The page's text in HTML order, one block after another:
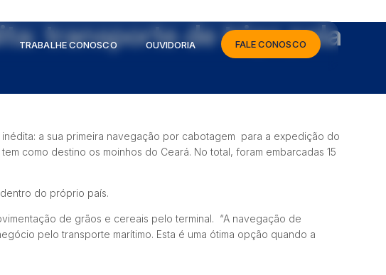
FALE CONOSCO
TRABALHE CONOSCO OUVIDORIA
transporte de trigo pela
a sua primeira navegação por cabotagem para a expedição do
como destino os moinhos do Ceará. No total, foram embarcadas 15
do próprio país.
de grãos e cereais pelo terminal. “A navegação de
pelo transporte marítimo. Esta é uma ótima opção quando a